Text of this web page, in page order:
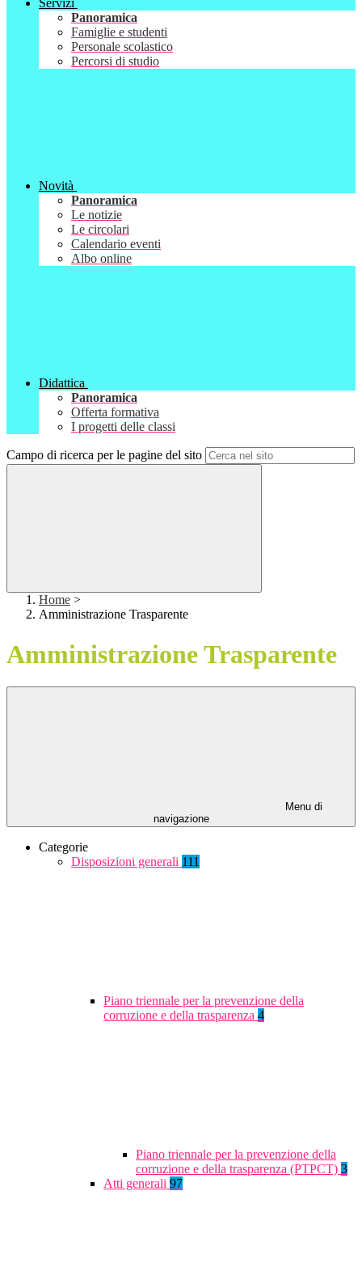
Servizi
Panoramica
Famiglie e studenti
Personale scolastico
Percorsi di studio
Novità
Panoramica
Le notizie
Le circolari
Calendario eventi
Albo online
Didattica
Panoramica
Offerta formativa
I progetti delle classi
Campo di ricerca per le pagine del sito
Home >
Amministrazione Trasparente
Amministrazione Trasparente
Menu di
navigazione
Categorie
Disposizioni generali 111
Piano triennale per la prevenzione della
corruzione e della trasparenza 4
Piano triennale per la prevenzione della
corruzione e della trasparenza (PTPCT) 3
Atti generali 97